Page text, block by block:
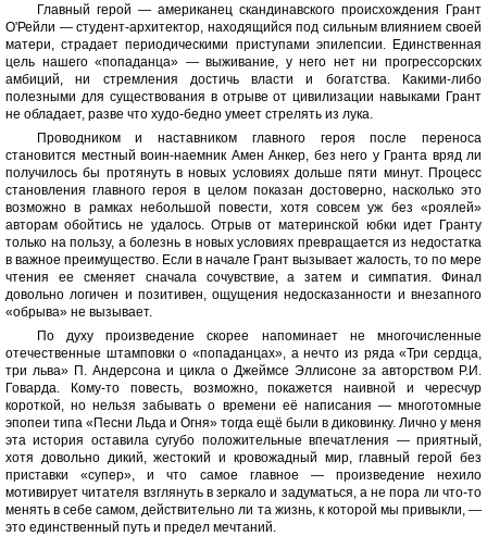
Главный герой — американец скандинавского происхождения Грант
О'Рейли — студент-архитектор, находящийся под сильным влиянием своей
матери, страдает периодическими приступами эпилепсии. Единственная
цель нашего «попаданца» — выживание, у него нет ни прогрессорских
амбиций, ни стремления достичь власти и богатства. Какими-либо
полезными для существования в отрыве от цивилизации навыками Грант
не обладает, разве что худо-бедно умеет стрелять из лука.
Проводником и наставником главного героя после переноса
становится местный воин-наемник Амен Анкер, без него у Гранта вряд ли
получилось бы протянуть в новых условиях дольше пяти минут. Процесс
становления главного героя в целом показан достоверно, насколько это
возможно в рамках небольшой повести, хотя совсем уж без «роялей»
авторам обойтись не удалось. Отрыв от материнской юбки идет Гранту
только на пользу, а болезнь в новых условиях превращается из недостатка
в важное преимущество. Если в начале Грант вызывает жалость, то по мере
чтения ее сменяет сначала сочувствие, а затем и симпатия. Финал
довольно логичен и позитивен, ощущения недосказанности и внезапного
«обрыва» не вызывает.
По духу произведение скорее напоминает не многочисленные
отечественные штамповки о «попаданцах», а нечто из ряда «Три сердца,
три льва» П. Андерсона и цикла о Джеймсе Эллисоне за авторством Р.И.
Говарда. Кому-то повесть, возможно, покажется наивной и чересчур
короткой, но нельзя забывать о времени её написания — многотомные
эпопеи типа «Песни Льда и Огня» тогда ещё были в диковинку. Лично у меня
эта история оставила сугубо положительные впечатления — приятный,
хотя довольно дикий, жестокий и кровожадный мир, главный герой без
приставки «супер», и что самое главное — произведение нехило
мотивирует читателя взглянуть в зеркало и задуматься, а не пора ли что-то
менять в себе самом, действительно ли та жизнь, к которой мы привыкли, —
это единственный путь и предел мечтаний.